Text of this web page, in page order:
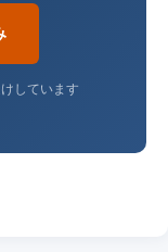
しています